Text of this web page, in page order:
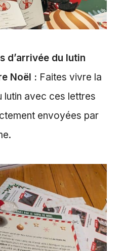
d’arrivée du lutin
Noël : Faites vivre la
lutin avec ces lettres
envoyées par